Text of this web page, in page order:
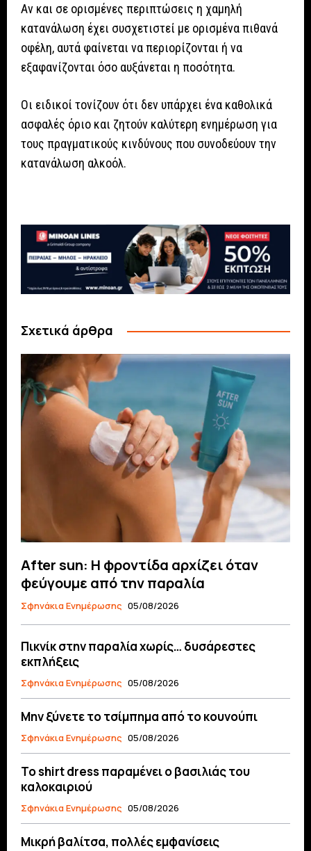
Αν και σε ορισμένες περιπτώσεις η χαμηλή
κατανάλωση έχει συσχετιστεί με ορισμένα πιθανά
οφέλη, αυτά φαίνεται να περιορίζονται ή να
εξαφανίζονται όσο αυξάνεται η ποσότητα.
Οι ειδικοί τονίζουν ότι δεν υπάρχει ένα καθολικά
ασφαλές όριο και ζητούν καλύτερη ενημέρωση για
τους πραγματικούς κινδύνους που συνοδεύουν την
κατανάλωση αλκοόλ.
Σχετικά άρθρα
After sun: Η φροντίδα αρχίζει όταν
φεύγουμε από την παραλία
Σφηνάκια Ενημέρωσης 05/08/2026
Πικνίκ στην παραλία χωρίς… δυσάρεστες
εκπλήξεις
Σφηνάκια Ενημέρωσης 05/08/2026
Μην ξύνετε το τσίμπημα από το κουνούπι
Σφηνάκια Ενημέρωσης 05/08/2026
Το shirt dress παραμένει ο βασιλιάς του
καλοκαιριού
Σφηνάκια Ενημέρωσης 05/08/2026
Μικρή βαλίτσα, πολλές εμφανίσεις